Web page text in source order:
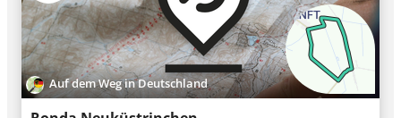
Auf dem Weg in Deutschland